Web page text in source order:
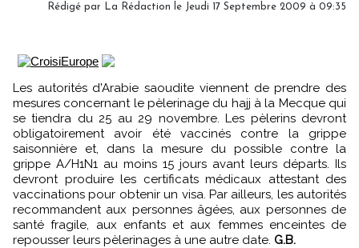
Rédigé par La Rédaction le Jeudi 17 Septembre 2009 à 09:35
Les autorités d'Arabie saoudite viennent de prendre des
mesures concernant le pèlerinage du hajj à la Mecque qui
se tiendra du 25 au 29 novembre. Les pèlerins devront
obligatoirement avoir été vaccinés contre la grippe
saisonnière et, dans la mesure du possible contre la
grippe A/H1N1 au moins 15 jours avant leurs départs. Ils
devront produire les certificats médicaux attestant des
vaccinations pour obtenir un visa. Par ailleurs, les autorités
recommandent aux personnes âgées, aux personnes de
santé fragile, aux enfants et aux femmes enceintes de
repousser leurs pèlerinages à une autre date. G.B.